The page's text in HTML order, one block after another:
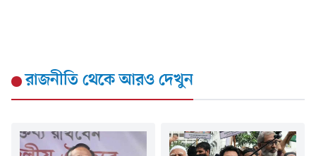
রাজনীতিথেকে আরও দেখুন